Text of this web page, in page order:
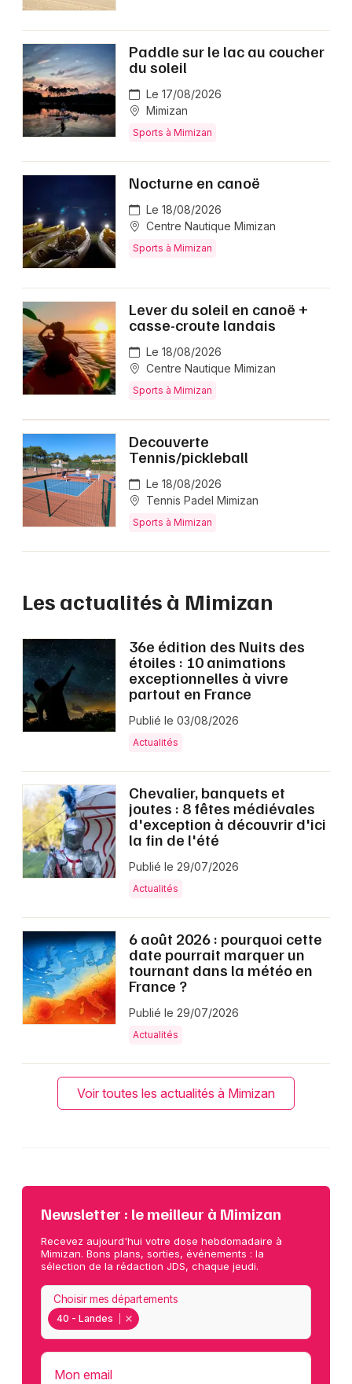
Paddle sur le lac au coucher
du soleil
Le 17/08/2026
Mimizan
Sports à Mimizan
Nocturne en canoë
Le 18/08/2026
Centre Nautique Mimizan
Sports à Mimizan
Lever du soleil en canoë +
casse-croute landais
Le 18/08/2026
Centre Nautique Mimizan
Sports à Mimizan
Decouverte
Tennis/pickleball
Le 18/08/2026
Tennis Padel Mimizan
Sports à Mimizan
Les actualités à Mimizan
36e édition des Nuits des
étoiles : 10 animations
exceptionnelles à vivre
partout en France
Publié le 03/08/2026
Actualités
Chevalier, banquets et
joutes : 8 fêtes médiévales
d'exception à découvrir d'ici
la fin de l'été
Publié le 29/07/2026
Actualités
6 août 2026 : pourquoi cette
date pourrait marquer un
tournant dans la météo en
France ?
Publié le 29/07/2026
Actualités
Voir toutes les actualités à Mimizan
Newsletter : le meilleur à Mimizan
Recevez aujourd'hui votre dose hebdomadaire à
Mimizan. Bons plans, sorties, événements : la
sélection de la rédaction JDS, chaque jeudi.
40 - Landes
Choisir mes départements
Mon email